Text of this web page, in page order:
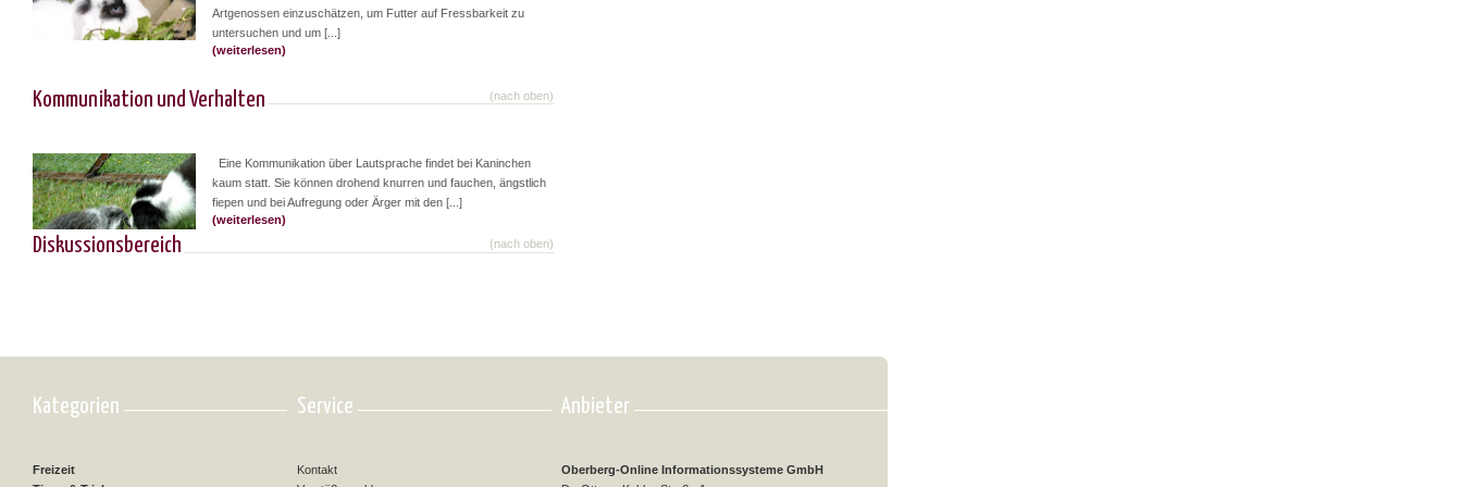
Artgenossen einzuschätzen, um Futter auf Fressbarkeit zu
untersuchen und um [...]
(weiterlesen)
Kommunikation und Verhalten (nach oben)
Eine Kommunikation über Lautsprache findet bei Kaninchen
kaum statt. Sie können drohend knurren und fauchen, ängstlich
fiepen und bei Aufregung oder Ärger mit den [...]
(weiterlesen)
Diskussionsbereich (nach oben)
Kategorien
Freizeit
Service
Kontakt
Anbieter
Oberberg-Online Informationssysteme GmbH